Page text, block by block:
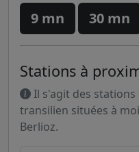
9 mn 30 mn
Stations à
Il s'agit des stations
transilien situées à
Berlioz.